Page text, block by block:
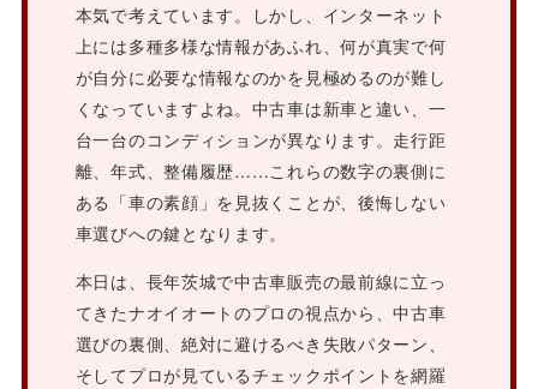
本気で考えています。しかし、インターネット
上には多種多様な情報があふれ、何が真実で何
が自分に必要な情報なのかを見極めるのが難し
くなっていますよね。中古車は新車と違い、一
台一台のコンディションが異なります。走行距
離、年式、整備履歴……これらの数字の裏側に
ある「車の素顔」を見抜くことが、後悔しない
車選びへの鍵となります。
本日は、長年茨城で中古車販売の最前線に立っ
てきたナオイオートのプロの視点から、中古車
選びの裏側、絶対に避けるべき失敗パターン、
そしてプロが見ているチェックポイントを網羅